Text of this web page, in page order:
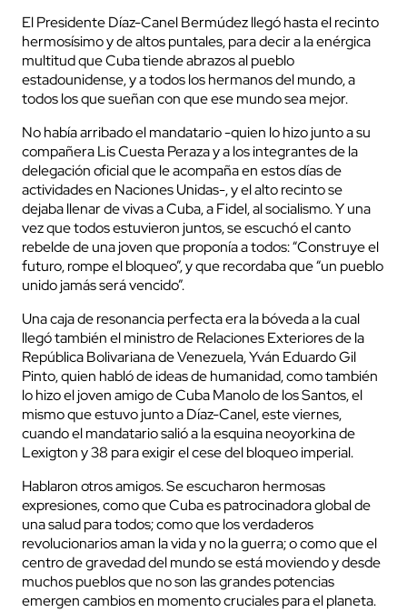
El Presidente Díaz-Canel Bermúdez llegó hasta el recinto
hermosísimo y de altos puntales, para decir a la enérgica
multitud que Cuba tiende abrazos al pueblo
estadounidense, y a todos los hermanos del mundo, a
todos los que sueñan con que ese mundo sea mejor.
No había arribado el mandatario -quien lo hizo junto a su
compañera Lis Cuesta Peraza y a los integrantes de la
delegación oficial que le acompaña en estos días de
actividades en Naciones Unidas-, y el alto recinto se
dejaba llenar de vivas a Cuba, a Fidel, al socialismo. Y una
vez que todos estuvieron juntos, se escuchó el canto
rebelde de una joven que proponía a todos: “Construye el
futuro, rompe el bloqueo”, y que recordaba que “un pueblo
unido jamás será vencido”.
Una caja de resonancia perfecta era la bóveda a la cual
llegó también el ministro de Relaciones Exteriores de la
República Bolivariana de Venezuela, Yván Eduardo Gil
Pinto, quien habló de ideas de humanidad, como también
lo hizo el joven amigo de Cuba Manolo de los Santos, el
mismo que estuvo junto a Díaz-Canel, este viernes,
cuando el mandatario salió a la esquina neoyorkina de
Lexigton y 38 para exigir el cese del bloqueo imperial.
Hablaron otros amigos. Se escucharon hermosas
expresiones, como que Cuba es patrocinadora global de
una salud para todos; como que los verdaderos
revolucionarios aman la vida y no la guerra; o como que el
centro de gravedad del mundo se está moviendo y desde
muchos pueblos que no son las grandes potencias
emergen cambios en momento cruciales para el planeta.